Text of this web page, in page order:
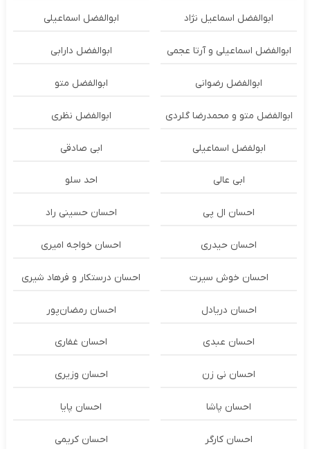
ابوالفضل اسماعیل نژاد ابوالفضل اسماعیلی
ابوالفضل اسماعیلی و آرتا عجمی ابوالفضل دارابی
ابوالفضل رضوانی ابوالفضل متو
ابوالفضل متو و محمدرضا گلردی ابوالفضل نظری
ابولفضل اسماعیلی ابی صادقی
ابی عالی احد سلو
احسان ال پی احسان حسینی راد
احسان حیدری احسان خواجه امیری
احسان خوش سیرت احسان درستكار و فرهاد شيرى
احسان دریادل احسان رمضان‌پور
احسان عبدی احسان غفاری
احسان نی زن احسان وزیری
احسان پاشا احسان پایا
احسان کارگر احسان کریمی